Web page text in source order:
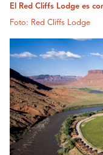
El Red Cliffs Lodge es
Foto: Red Cliffs Lodge